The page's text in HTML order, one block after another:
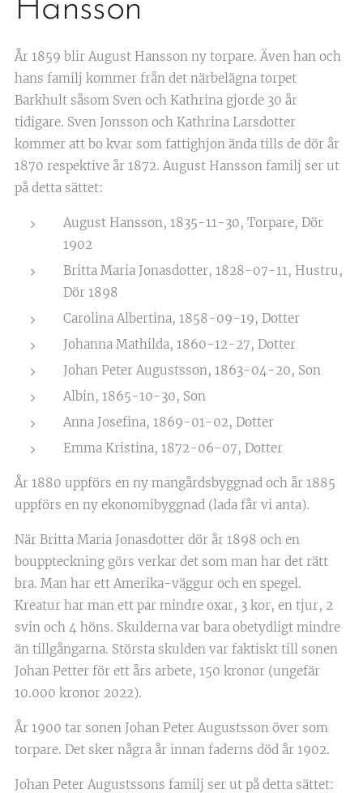
Hansson
År 1859 blir August Hansson ny torpare. Även han och
hans familj kommer från det närbelägna torpet
Barkhult såsom Sven och Kathrina gjorde 30 år
tidigare. Sven Jonsson och Kathrina Larsdotter
kommer att bo kvar som fattighjon ända tills de dör år
1870 respektive år 1872. August Hansson familj ser ut
på detta sättet:
August Hansson, 1835-11-30, Torpare, Dör
1902
Britta Maria Jonasdotter, 1828-07-11, Hustru,
Dör 1898
Carolina Albertina, 1858-09-19, Dotter
Johanna Mathilda, 1860-12-27, Dotter
Johan Peter Augustsson, 1863-04-20, Son
Albin, 1865-10-30, Son
Anna Josefina, 1869-01-02, Dotter
Emma Kristina, 1872-06-07, Dotter
År 1880 uppförs en ny mangårdsbyggnad och år 1885
uppförs en ny ekonomibyggnad (lada får vi anta).
När Britta Maria Jonasdotter dör år 1898 och en
bouppteckning görs verkar det som man har det rätt
bra. Man har ett Amerika-väggur och en spegel.
Kreatur har man ett par mindre oxar, 3 kor, en tjur, 2
svin och 4 höns. Skulderna var bara obetydligt mindre
än tillgångarna. Största skulden var faktiskt till sonen
Johan Petter för ett års arbete, 150 kronor (ungefär
10.000 kronor 2022).
År 1900 tar sonen Johan Peter Augustsson över som
torpare. Det sker några år innan faderns död år 1902.
Johan Peter Augustssons familj ser ut på detta sättet: